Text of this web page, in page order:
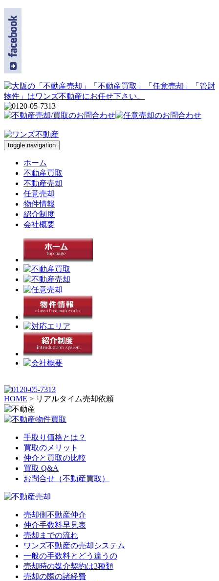
toggle navigation
ホーム
不動産買取
不動産売却
任意売却
物件情報
紹介制度
会社概要
HOME > リアルタイム売却依頼
手取り価格とは？
買取のメリット
仲介と買取の比較
買取 Q&A
お問合せ（不動産買取）
売却側不動産仲介
仲介手数料早見表
売却までの流れ
ワンズ不動産の売却システム
一般の手数料とどう違うの
売却時の媒介契約は3種類
売却の際の諸経費